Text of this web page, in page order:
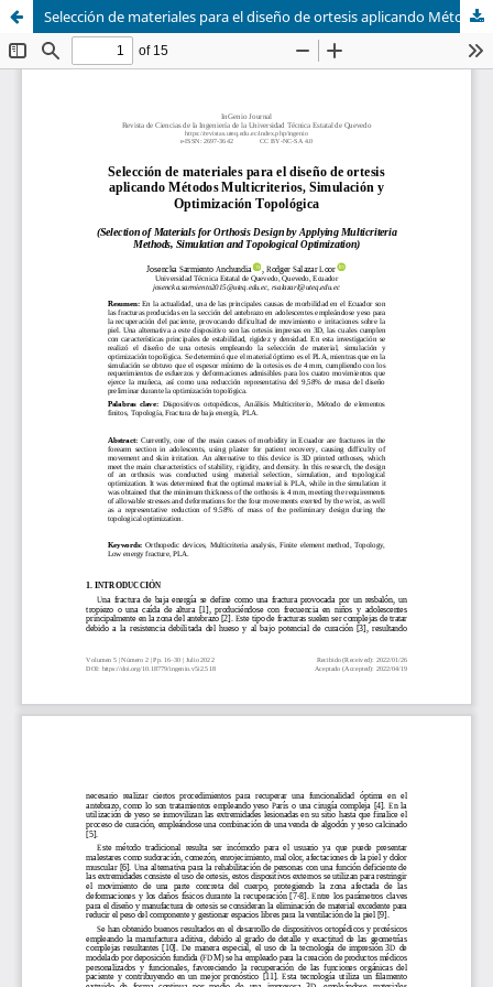
Selección de materiales para el diseño de ortesis aplicando Métodos Multicriterios, Simulación y Optimización Topológica